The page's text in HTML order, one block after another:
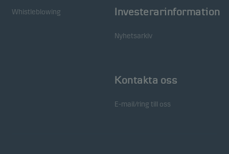
Whistleblowing
Investerarinformation
Nyhetsarkiv
Kontakta oss
E-mail/ring till oss